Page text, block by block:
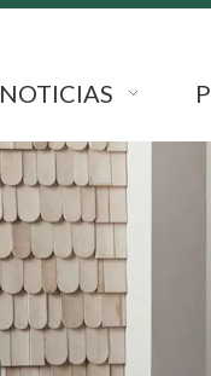
NOTICIAS